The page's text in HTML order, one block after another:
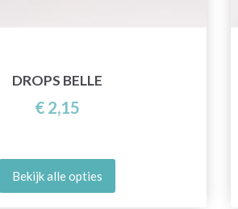
DROPS BELLE
€ 2,15
Bekijk alle opties